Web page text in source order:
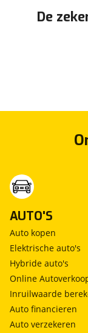
De
AUTO'S
Auto kopen
Elektrische auto's
Hybride auto's
Online
Inruilwaarde
Auto financieren
Auto verzekeren